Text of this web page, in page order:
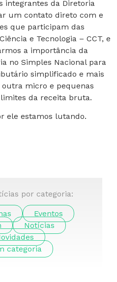
integrantes da Diretoria
um contato direto com e
que participam das
e Tecnologia – CCT, e
a importância da
no Simples Nacional para
simplificado e mais
micro e pequenas
da receita bruta.
ele estamos lutando.
por categoria:
Eventos
Notícias
categoria